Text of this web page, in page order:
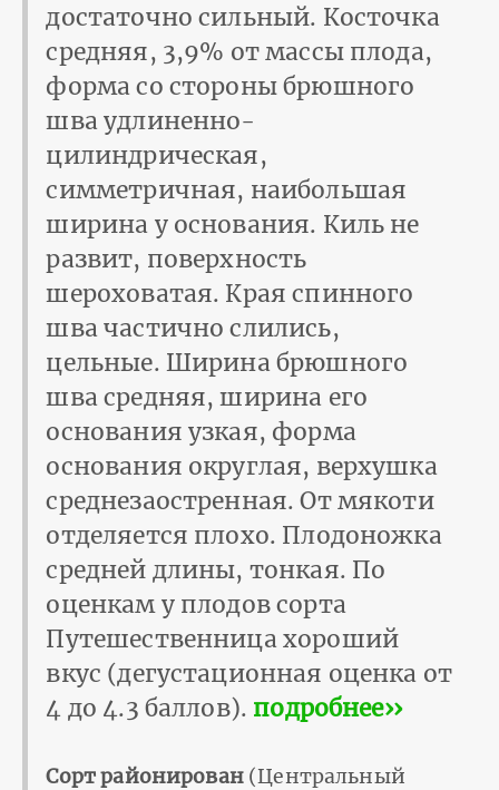
достаточно сильный. Косточка
средняя, 3,9% от массы плода,
форма со стороны брюшного
шва удлиненно-
цилиндрическая,
симметричная, наибольшая
ширина у основания. Киль не
развит, поверхность
шероховатая. Края спинного
шва частично слились,
цельные. Ширина брюшного
шва средняя, ширина его
основания узкая, форма
основания округлая, верхушка
среднезаостренная. От мякоти
отделяется плохо. Плодоножка
средней длины, тонкая. По
оценкам у плодов сорта
Путешественница хороший
вкус (дегустационная оценка от
4 до 4.3 баллов). подробнее››
Сорт районирован(Центральный